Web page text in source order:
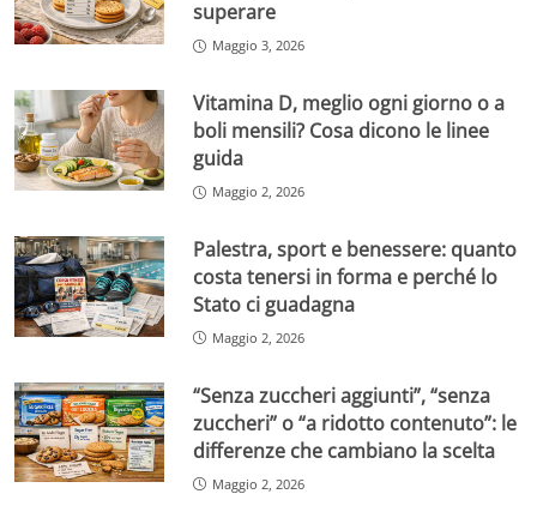
superare
Maggio 3, 2026
Vitamina D, meglio ogni giorno o a
boli mensili? Cosa dicono le linee
guida
Maggio 2, 2026
Palestra, sport e benessere: quanto
costa tenersi in forma e perché lo
Stato ci guadagna
Maggio 2, 2026
“Senza zuccheri aggiunti”, “senza
zuccheri” o “a ridotto contenuto”: le
differenze che cambiano la scelta
Maggio 2, 2026